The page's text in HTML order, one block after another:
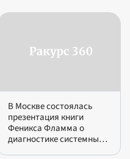
В Москве состоялась
презентация книги
Феникса Фламма о
диагностике системных